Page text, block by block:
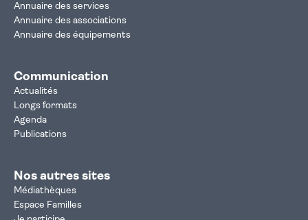
Annuaire des services
Annuaire des associations
Annuaire des équipements
Communication
Actualités
Longs formats
Agenda
Publications
Nos autres sites
Médiathèques
Espace Familles